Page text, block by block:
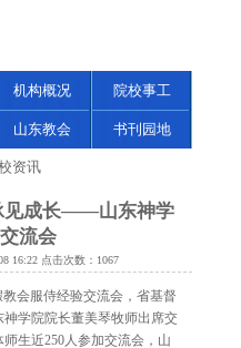
机构概况 院校事工
山东教会 书刊园地
资讯
见成长——山东神学
流会
16:22 点击次数： 1067
会服侍经验交流会，省基督
学院院长董美琴牧师出席交
生近250人参加交流会，山